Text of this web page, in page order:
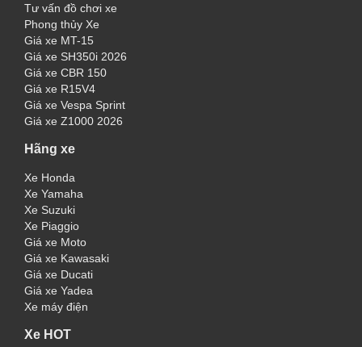
Tư vấn đồ chơi xe
Phong thủy Xe
Giá xe MT-15
Giá xe SH350i 2026
Giá xe CBR 150
Giá xe R15V4
Giá xe Vespa Sprint
Giá xe Z1000 2026
Hãng xe
Xe Honda
Xe Yamaha
Xe Suzuki
Xe Piaggio
Giá xe Moto
Giá xe Kawasaki
Giá xe Ducati
Giá xe Yadea
Xe máy điện
Xe HOT